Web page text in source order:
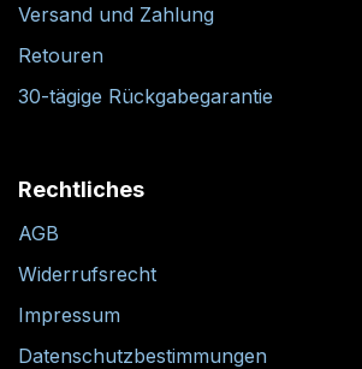
Versand und Zahlung
Retouren
30-tägige Rückgabegarantie
Rechtliches
AGB
Widerrufsrecht
Impressum
Datenschutzbestimmungen